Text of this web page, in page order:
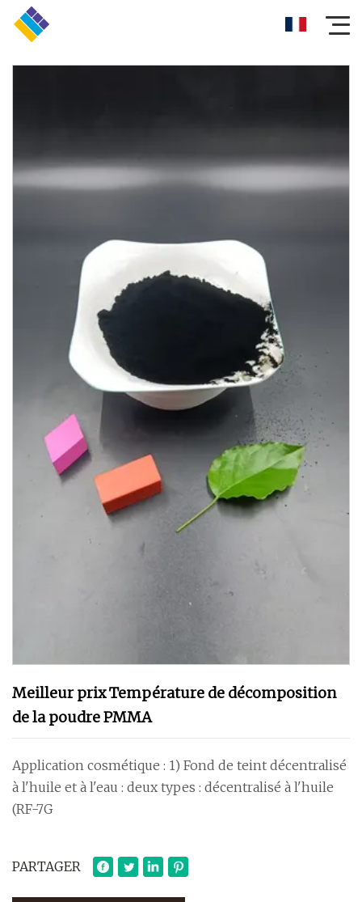
Meilleur prix Température de décomposition
de la poudre PMMA
Application cosmétique : 1) Fond de teint décentralisé
à l'huile et à l'eau : deux types : décentralisé à l'huile
(RF-7G
PARTAGER